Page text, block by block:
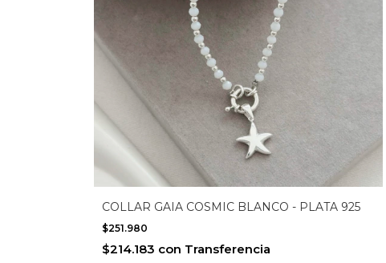
COLLAR GAIA COSMIC BLANCO - PLATA 925
$251.980
$214.183 con Transferencia